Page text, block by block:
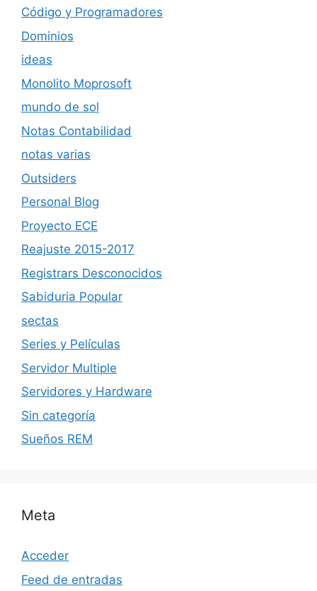
Código y Programadores
Dominios
ideas
Monolito Moprosoft
mundo de sol
Notas Contabilidad
notas varias
Outsiders
Personal Blog
Proyecto ECE
Reajuste 2015-2017
Registrars Desconocidos
Sabiduria Popular
sectas
Series y Películas
Servidor Multiple
Servidores y Hardware
Sin categoría
Sueños REM
Meta
Acceder
Feed de entradas